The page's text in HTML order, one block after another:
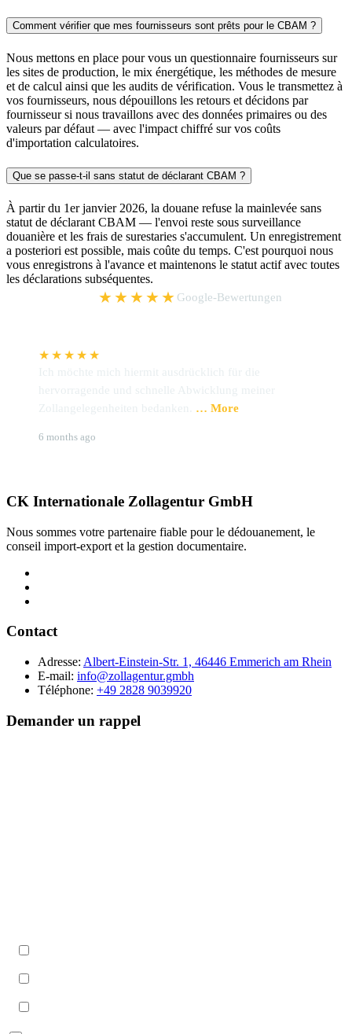
Comment vérifier que mes fournisseurs sont prêts pour le CBAM ?
Nous mettons en place pour vous un questionnaire fournisseurs sur
les sites de production, le mix énergétique, les méthodes de mesure
et de calcul ainsi que les audits de vérification. Vous le transmettez à
vos fournisseurs, nous dépouillons les retours et décidons par
fournisseur si nous travaillons avec des données primaires ou des
valeurs par défaut — avec l'impact chiffré sur vos coûts
d'importation calculatoires.
Que se passe-t-il sans statut de déclarant CBAM ?
À partir du 1er janvier 2026, la douane refuse la mainlevée sans
statut de déclarant CBAM — l'envoi reste sous surveillance
douanière et les frais de surestaries s'accumulent. Un enregistrement
a posteriori est possible, mais coûte du temps. C'est pourquoi nous
vous enregistrons à l'avance et maintenons le statut actif avec toutes
les déclarations subséquentes.
★★★★★ Google-Bewertungen
★★★★★
Ich möchte mich hiermit ausdrücklich für die
hervorragende und schnelle Abwicklung meiner
Zollangelegenheiten bedanken.
… More
6 months ago
CK Internationale Zollagentur GmbH
Nous sommes votre partenaire fiable pour le dédouanement, le
conseil import-export et la gestion documentaire.
Contact
Adresse: Albert-Einstein-Str. 1, 46446 Emmerich am Rhein
E-mail: info@zollagentur.gmbh
Téléphone: +49 2828 9039920
Demander un rappel